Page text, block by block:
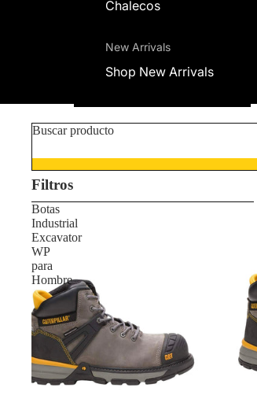
Chalecos
New Arrivals
Shop New Arrivals
Buscar producto
Filtros
Botas
Industrial
Excavator
WP
para
Hombre